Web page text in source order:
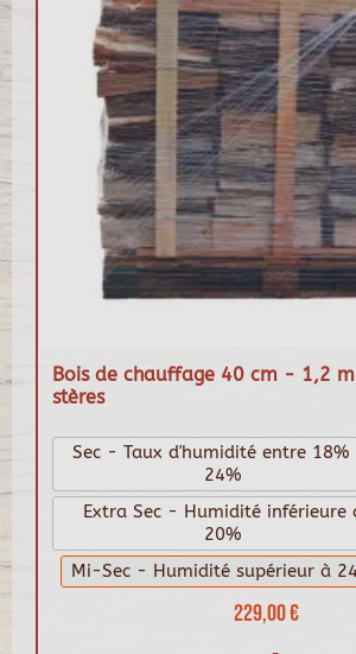
Bois de chauffage 40 cm - 1,2
stères
229,00 €
Sec - Taux d'humidité entre 18%
24%
Extra Sec - Humidité inférieure
20%
Mi-Sec - Humidité supérieur à